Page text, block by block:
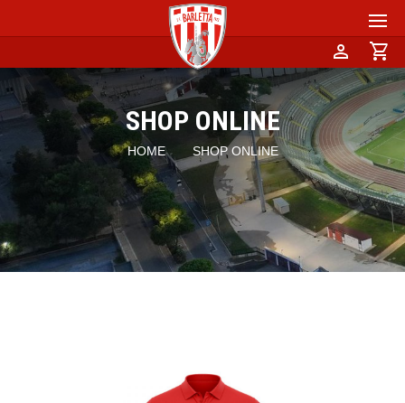
person shopping_cart
SHOP ONLINE
HOME SHOP ONLINE